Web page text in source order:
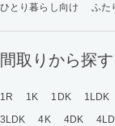
ひとり暮らし向け
ふた
間取りから探す
1R 1K 1DK 1LDK
3LDK
4K 4DK